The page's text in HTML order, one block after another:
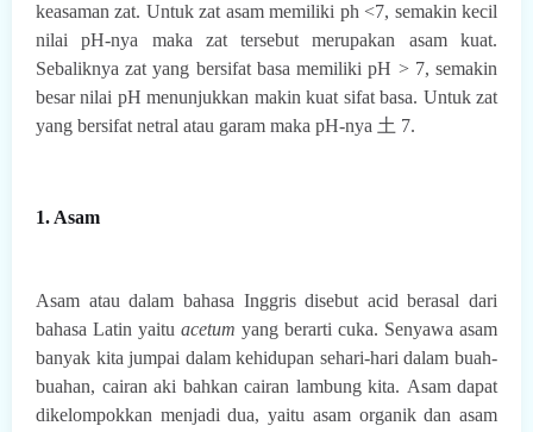
keasaman zat. Untuk zat asam memiliki ph <7, semakin kecil
nilai pH-nya maka zat tersebut merupakan asam kuat.
Sebaliknya zat yang bersifat basa memiliki pH > 7, semakin
besar nilai pH menunjukkan makin kuat sifat basa. Untuk zat
yang bersifat netral atau garam maka pH-nya 土 7.
1. Asam
Asam atau dalam bahasa Inggris disebut acid berasal dari
bahasa Latin yaitu acetum yang berarti cuka. Senyawa asam
banyak kita jumpai dalam kehidupan sehari-hari dalam buah-
buahan, cairan aki bahkan cairan lambung kita. Asam dapat
dikelompokkan menjadi dua, yaitu asam organik dan asam